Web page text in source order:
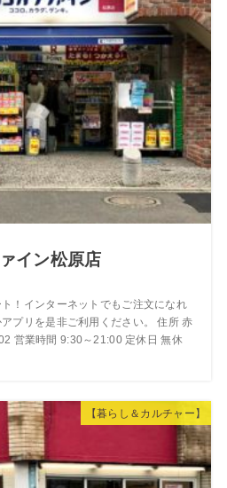
イン松原店
！インターネットでもご注文になれ
プリを是非ご利用ください。 住所 赤
営業時間 9:30～21:00 定休日 無休
【暮らし＆カルチャー】